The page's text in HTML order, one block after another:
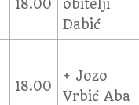
18.00
obitelji
Dabić
18.00
+ Jozo
Vrbić Aba